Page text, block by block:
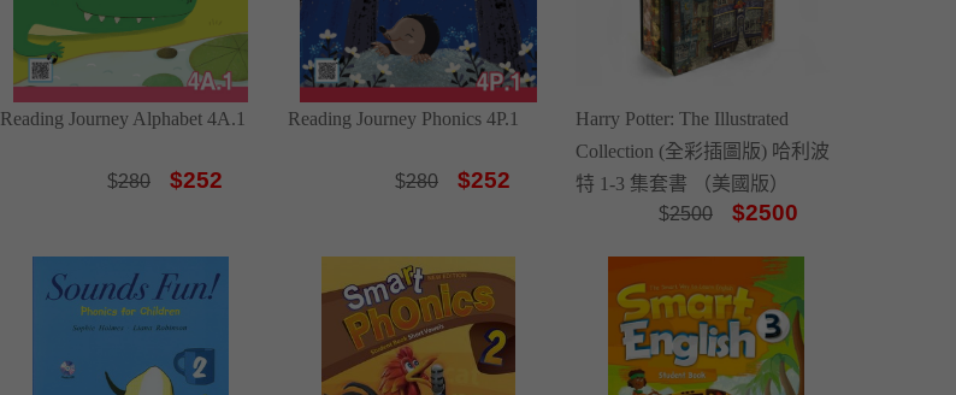
Reading Journey Alphabet 4A.1
$280 $252
Reading Journey Phonics 4P.1
$280 $252
Harry Potter: The Illustrated
Collection (全彩插圖版) 哈利波
特 1-3 集套書 （美國版）
$2500 $2500